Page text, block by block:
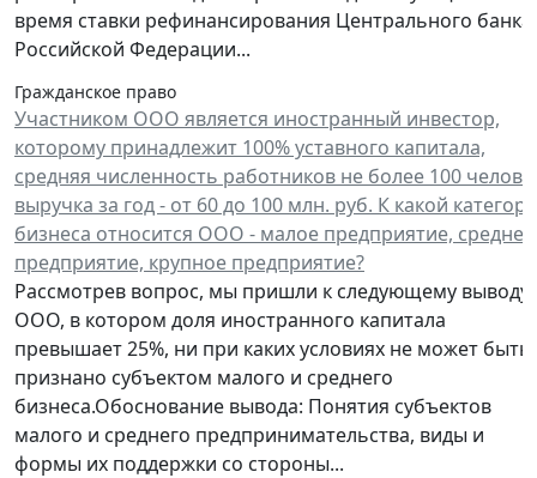
время ставки рефинансирования Центрального банка
Российской Федерации...
Гражданское право
Участником ООО является иностранный инвестор,
которому принадлежит 100% уставного капитала,
средняя численность работников не более 100
выручка за год - от 60 до 100 млн. руб. К какой
бизнеса относится ООО - малое предприятие, среднее
предприятие, крупное предприятие?
Рассмотрев вопрос, мы пришли к следующему выводу:
ООО, в котором доля иностранного капитала
превышает 25%, ни при каких условиях не может быть
признано субъектом малого и среднего
бизнеса.Обоснование вывода: Понятия субъектов
малого и среднего предпринимательства, виды и
формы их поддержки со стороны...